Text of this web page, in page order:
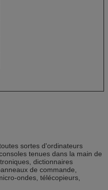
sortes d'ordinateurs
tenues dans la main de
dictionnaires
de commande,
ondes, télécopieurs,